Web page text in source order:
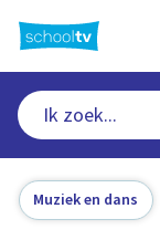
naar
hoofdinhoud
Muziek en dans